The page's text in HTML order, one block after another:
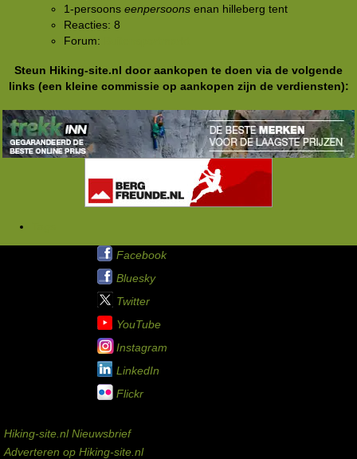
1-persoons eenpersoons enan hilleberg tent
Reacties: 8
Forum:
Steun Hiking-site.nl door aankopen te doen via de volgende
links (een kleine commissie op aankopen zijn de verdiensten):
Facebook
Bluesky
Twitter
YouTube
Instagram
LinkedIn
Flickr
Hiking-site.nl Nieuwsbrief
Adverteren op Hiking-site.nl